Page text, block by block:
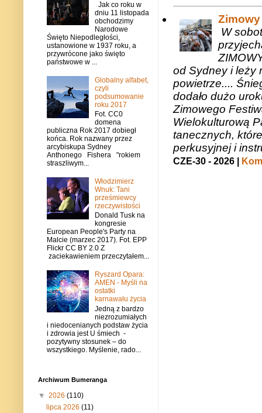
W
od Sydney i leży
powietrze....
dodało dużo
Zimowego
Wielokulturową
tanecznych,
perkusyjnej i
CZE-30 - 2026 |
Jak co roku w
dniu 11 listopada
obchodzimy
Narodowe
Święto Niepodległości,
ustanowione w 1937 roku, a
przywrócone jako święto
państwowe w ...
Globalny alfabet,
czyli
podsumowanie
roku 2017
Fot. CC0
domena
publiczna Rok 2017 dobiegł
końca. Rok nazwany przez
arcybiskupa Sydney
Anthonego Fishera "rokiem
straszliwym...
Włodzimierz
Wnuk: Tani
prześmiewcy
rzeczywistości
Donald Tusk na
kongresie
European People's Party na
Malcie (marzec 2017). Fot. EPP
Flickr CC BY 2.0 Z
zaciekawieniem przeczytałem...
Ryszard Opara:
AMEN - Myśli na
ostatki
karnawału życia
Jedną z bardzo
niezrozumiałych
i niedocenianych podstaw życia
i zdrowia jest U śmiech -
pozytywny stosunek – do
wszystkiego. Myślenie, rado...
Archiwum Bumeranga
▼ 2026 (110)
lipca 2026(11)